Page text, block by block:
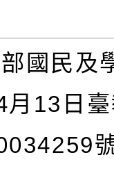
國民及
月13日